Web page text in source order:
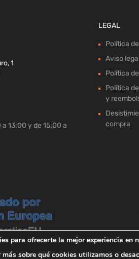
1
13:00 y de 15:00 a
LEGAL
Política
Aviso
Política
Política
y
compra
para ofrecerte la mejor experiencia en
más sobre qué cookies utilizamos o